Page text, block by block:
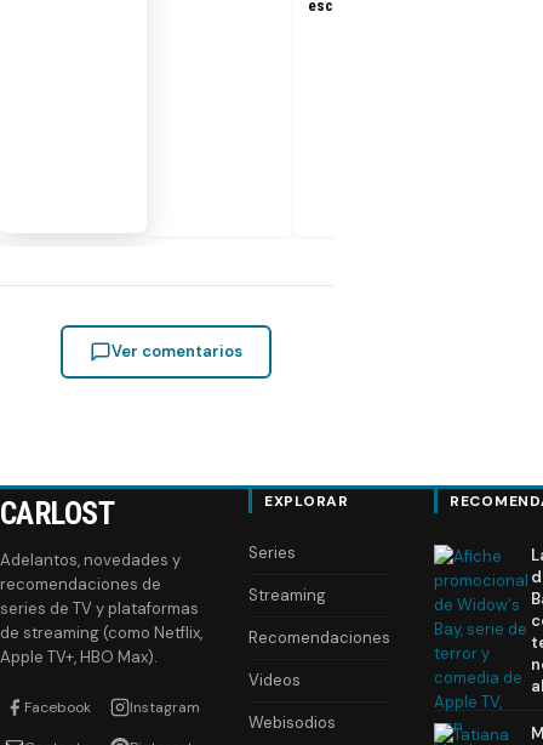
escena
Ver comentarios
CARLOST
Adelantos, novedades y
recomendaciones de
series de TV y plataformas
de streaming (como Netflix,
Apple TV+, HBO Max).
Facebook Instagram
EXPLORAR
Series
Streaming
Recomendaciones
Videos
Webisodios